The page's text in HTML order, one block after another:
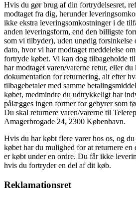
Hvis du gør brug af din fortrydelsesret,
modtaget fra dig, herunder
ikke ekstra leveringsomkostninger i de
anden leveringsform, end den billigste
som vi tilbyder), uden unødig forsinkelse
dato, hvor vi har modtaget meddelelse
fortryde købet. Vi kan dog tilbageholde
har modtaget varen/varerne retur, eller du
dokumentation for returnering, alt efter
tilbagebetaler med samme
købet, medmindre du udtrykkeligt har
pålægges ingen former for gebyrer som
Du skal returnere varen/varerne til
Amagerbrogade 24, 2300 København.
Hvis du har købt flere varer hos os, og
købet har du mulighed for at returnere en
er købt under en ordre. Du får ikke
hvis du fortryder en del af dit køb.
Reklamationsret